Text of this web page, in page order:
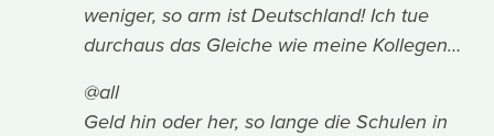
weniger, so arm ist Deutschland! Ich tue
durchaus das Gleiche wie meine Kollegen…
@all
Geld hin oder her, so lange die Schulen in